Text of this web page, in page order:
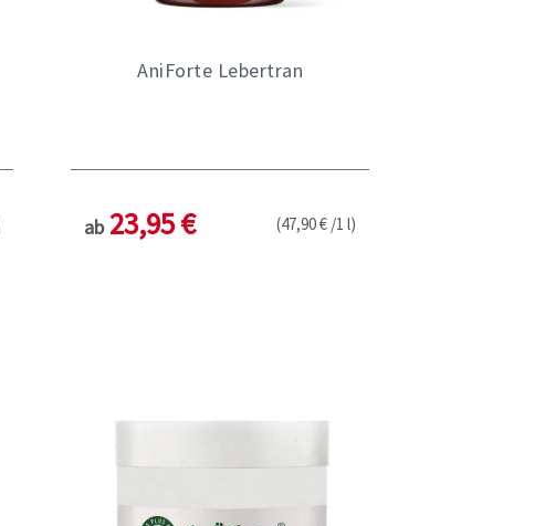
AniForte Lebertran
ab 23,95 € (47,90 € /1 l)